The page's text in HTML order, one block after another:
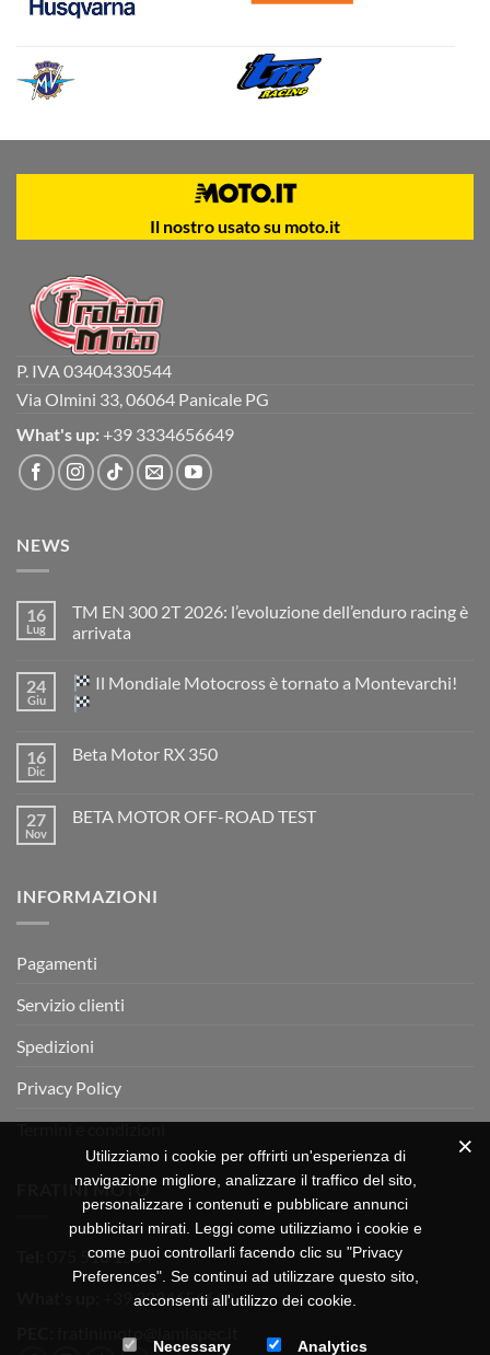
Il nostro usato su moto.it
P. IVA 03404330544
Via Olmini 33, 06064 Panicale PG
What's up: +39 3334656649
NEWS
16
Lug
TM EN 300 2T 2026: l’evoluzione dell’enduro racing è
arrivata
su
TM
EN
2026:
è
arrivata
24
Giu
Il Mondiale Motocross è tornato a Montevarchi!
su
Motocross
è
16
Dic
Beta Motor RX 350
Beta
27
Nov
BETA MOTOR OFF-ROAD TEST
MOTOR
INFORMAZIONI
Pagamenti
Servizio clienti
Spedizioni
Privacy Policy
Termini e condizioni
FRATINI MOTO
075 518 1504
+39 3334656649
Utilizziamo i cookie per offrirti un'esperienza di
navigazione migliore, analizzare il traffico del sito,
personalizzare i contenuti e pubblicare annunci
pubblicitari mirati. Leggi come utilizziamo i cookie e
come puoi controllarli facendo clic su "Privacy
Preferences". Se continui ad utilizzare questo sito,
acconsenti all'utilizzo dei cookie.
Necessary Analytics